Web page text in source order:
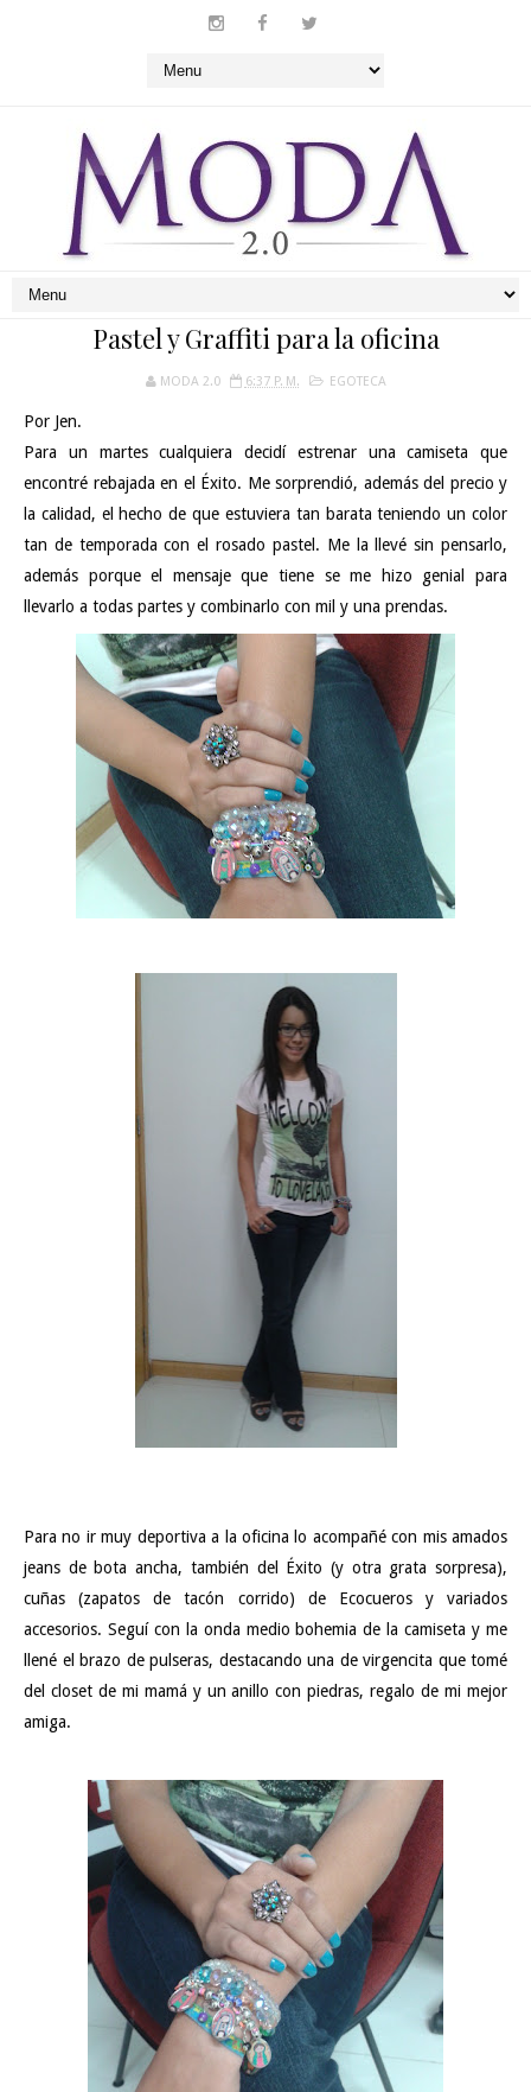
Pastel y Graffiti para la oficina
MODA 2.0 6:37 P. M. EGOTECA
Por Jen.
Para un martes cualquiera decidí estrenar una camiseta que
encontré rebajada en el Éxito. Me sorprendió, además del precio y
la calidad, el hecho de que estuviera tan barata teniendo un color
tan de temporada con el rosado pastel. Me la llevé sin pensarlo,
además porque el mensaje que tiene se me hizo genial para
llevarlo a todas partes y combinarlo con mil y una prendas.
Para no ir muy deportiva a la oficina lo acompañé con mis amados
jeans de bota ancha, también del Éxito (y otra grata sorpresa),
cuñas (zapatos de tacón corrido) de Ecocueros y variados
accesorios. Seguí con la onda medio bohemia de la camiseta y me
llené el brazo de pulseras, destacando una de virgencita que tomé
del closet de mi mamá y un anillo con piedras, regalo de mi mejor
amiga.